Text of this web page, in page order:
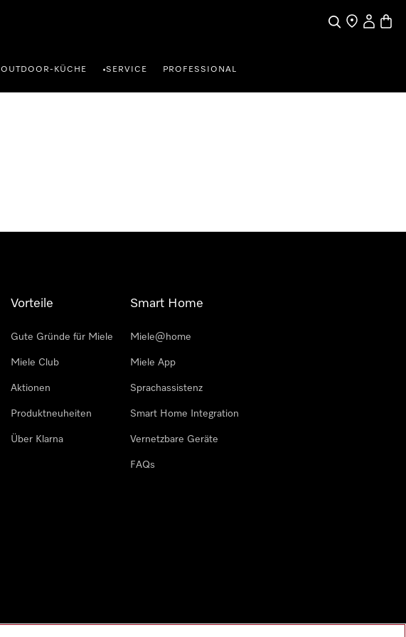
SucheHändlersuche
OUTDOOR-KÜCHE •SERVICE PROFESSIONAL
Vorteile
Gute Gründe für Miele
Miele Club
Aktionen
Produktneuheiten
Über Klarna
Smart Home
Miele@home
Miele App
Sprachassistenz
Smart Home Integration
Vernetzbare Geräte
FAQs